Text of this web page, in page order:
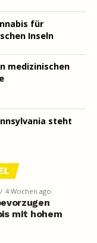
für
Inseln
medizinischen
steht
4 Wochen ago
mit hohem